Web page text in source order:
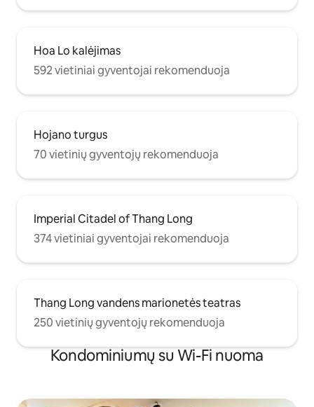
Hoa Lo kalėjimas
592 vietiniai gyventojai rekomenduoja
Hojano turgus
70 vietinių gyventojų rekomenduoja
Imperial Citadel of Thang Long
374 vietiniai gyventojai rekomenduoja
Thang Long vandens marionetės teatras
250 vietinių gyventojų rekomenduoja
Kondominiumų su Wi-Fi nuoma